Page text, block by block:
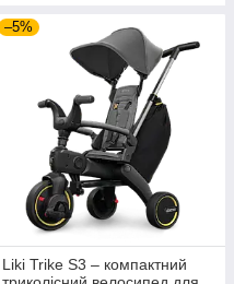
–5%
Liki Trike S3 – компактний